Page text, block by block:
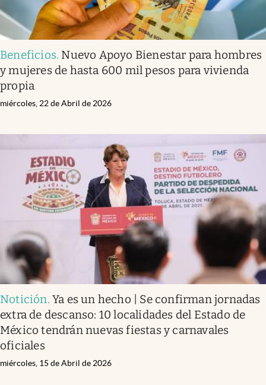
Beneficios. Nuevo Apoyo Bienestar para hombres
y mujeres de hasta 600 mil pesos para vivienda
propia
miércoles, 22 de Abril de 2026
Notición.Ya es un hecho | Se confirman jornadas
extra de descanso: 10 localidades del Estado de
México tendrán nuevas fiestas y carnavales
oficiales
miércoles, 15 de Abril de 2026